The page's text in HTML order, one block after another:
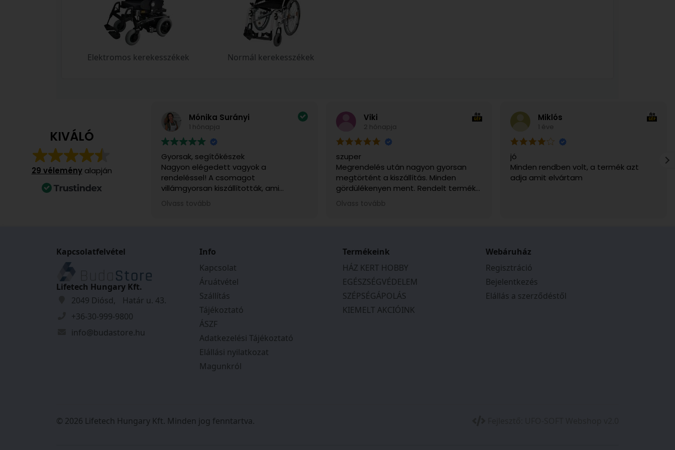
Elektromos kerekesszékek Normál kerekesszékek
KIVÁLÓ
29 véleményalapján
Mónika Surányi
1 hónapja
Gyorsak, segítőkészek
Nagyon elégedett vagyok a
rendeléssel! A csomagot
villámgyorsan kiszállították, ami
számomra különösen fontos volt, mert
ajándékba rendeltem. Telefonon is
időpontjáról pontos tájékoztatást
szerint történt. Csak ajánlani tudom
Olvass tovább
Viki
2 hónapja
szuper
Megrendelés után nagyon gyorsan
megtörtént a kiszállítás. Minden
gördülékenyen ment. Rendelt termék
sérülésmentesen érkezett meg. Csak
ajánlani tudom.
Olvass tovább
Miklós
1 éve
jó
Minden rendben volt, a termék azt
adja amit elvártam
Kapcsolatfelvétel
Lifetech Hungary Kft.
2049 Diósd, Határ u. 43.
+36-30-999-9800
info@budastore.hu
Info
Kapcsolat
Áruátvétel
Szállítás
Tájékoztató
ÁSZF
Adatkezelési Tájékoztató
Elállási nyilatkozat
Magunkról
Termékeink
HÁZ KERT HOBBY
EGÉSZSÉGVÉDELEM
SZÉPSÉGÁPOLÁS
KIEMELT AKCIÓINK
Webáruház
Regisztráció
Bejelentkezés
Elállás a szerződéstől
© 2026 Lifetech Hungary Kft. Minden jog fenntartva.